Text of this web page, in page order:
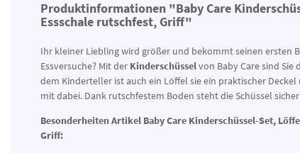
Produktinformationen "Baby Care
Essschale rutschfest, Griff"
Ihr kleiner Liebling wird größer und bekommt seinen ersten
Essversuche? Mit der Kinderschüsselvon Baby Care sind Sie
dem Kinderteller ist auch ein Löffel sie ein praktischer
mit dabei. Dank rutschfestem Boden steht die Schüssel
Besonderheiten Artikel Baby Care Kinderschüssel-Set,
Griff: